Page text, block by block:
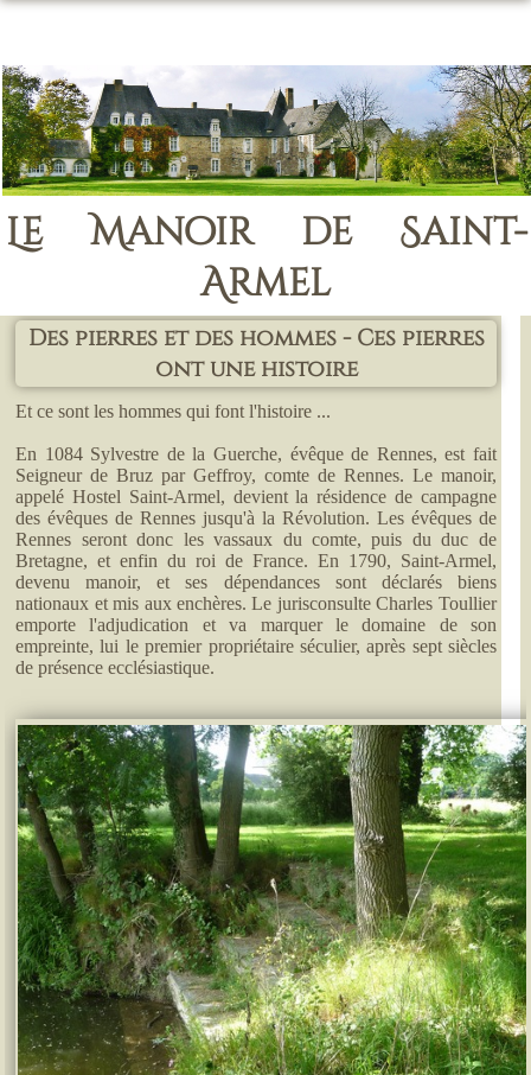
Le Manoir de Saint-
Armel
Des pierres et des hommes - Ces pierres
ont une histoire
Et ce sont les hommes qui font l'histoire ...
En 1084 Sylvestre de la Guerche, évêque de Rennes, est fait
Seigneur de Bruz par Geffroy, comte de Rennes. Le manoir,
appelé Hostel Saint-Armel, devient la résidence de campagne
des évêques de Rennes jusqu'à la Révolution. Les évêques de
Rennes seront donc les vassaux du comte, puis du duc de
Bretagne, et enfin du roi de France. En 1790, Saint-Armel,
devenu manoir, et ses dépendances sont déclarés biens
nationaux et mis aux enchères. Le jurisconsulte Charles Toullier
emporte l'adjudication et va marquer le domaine de son
empreinte, lui le premier propriétaire séculier, après sept siècles
de présence ecclésiastique.